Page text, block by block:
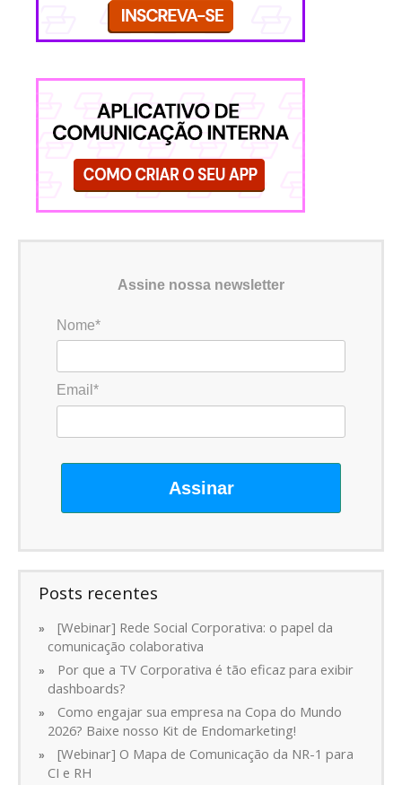
Assine nossa newsletter
Nome*
Email*
Assinar
Posts recentes
[Webinar] Rede Social Corporativa: o papel da
comunicação colaborativa
Por que a TV Corporativa é tão eficaz para exibir
dashboards?
Como engajar sua empresa na Copa do Mundo
2026? Baixe nosso Kit de Endomarketing!
[Webinar] O Mapa de Comunicação da NR-1 para
CI e RH